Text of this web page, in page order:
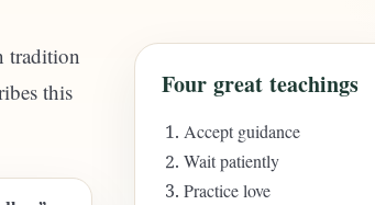
tradition
this
Four great teachings
Accept guidance
Wait patiently
Practice love